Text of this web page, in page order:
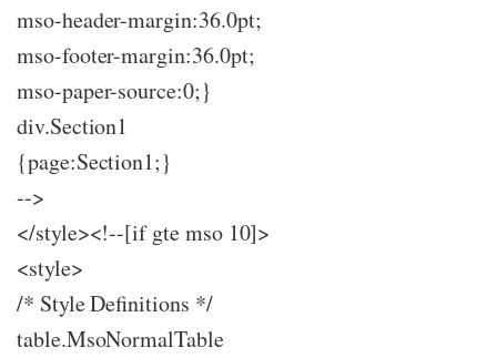
mso-header-margin:36.0pt;
mso-footer-margin:36.0pt;
mso-paper-source:0;}
div.Section1
{page:Section1;}
-->
</style><!--[if gte mso 10]>
<style>
/* Style Definitions */
table.MsoNormalTable